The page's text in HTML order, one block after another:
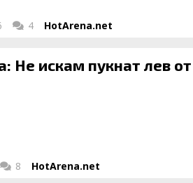
4 HotArena.net
Не искам пукнат лев от
8 HotArena.net